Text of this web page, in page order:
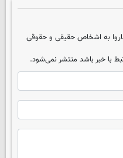
به اشخاص حقیقی و حقوقی
با خبر باشد منتشر نمی‌شود.